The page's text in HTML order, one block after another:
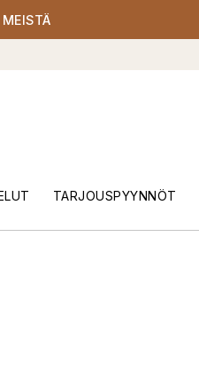
MEISTÄ
TARJOUSPYYNNÖT